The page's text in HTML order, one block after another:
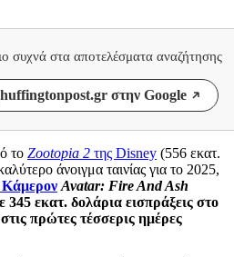
συχνά στα αποτελέσματα αναζήτησης
στην Google
το Zootopia 2 της Disney (556 εκατ.
άνοιγμα ταινίας για το 2025,
Κάμερον Avatar: Fire And Ash
εκατ. δολάρια εισπράξεις στο
πρώτες τέσσερις ημέρες